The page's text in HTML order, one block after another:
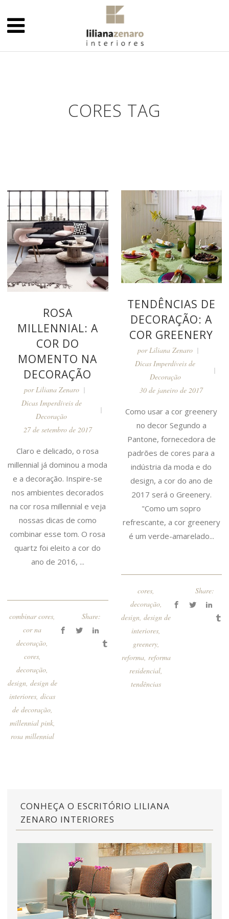
CORES TAG
ROSA
MILLENNIAL: A
COR DO
MOMENTO NA
DECORAÇÃO
por Liliana Zenaro
Dicas Imperdíveis de
Decoração
27 de setembro de 2017
Claro e delicado, o rosa
millennial já dominou a moda
e a decoração. Inspire-se
nos ambientes decorados
na cor rosa millennial e veja
nossas dicas de como
combinar esse tom. O rosa
quartz foi eleito a cor do
ano de 2016, ...
combinar cores
cor na
decoração
cores,
decoração
design design de
interiores ,dicas
de decoração,
millennial pink,
rosa millennial
Share:
TENDÊNCIAS DE
DECORAÇÃO: A
COR GREENERY
porLiliana Zenaro
Dicas Imperdíveis de
Decoração
30 de janeiro de 2017
Como usar a cor greenery
no decor Segundo a
Pantone, fornecedora de
padrões de cores para a
indústria da moda e do
design, a cor do ano de
2017 será o Greenery.
"Como um sopro
refrescante, a cor greenery
é um verde-amarelado...
cores,
decoração,
design,design de
interiores,
greenery,
reforma, reforma
residencial,
tendências
Share:
CONHEÇA O ESCRITÓRIO LILIANA
ZENARO INTERIORES